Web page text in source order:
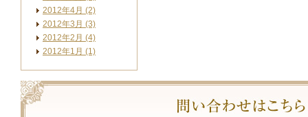
2012年4月 (2)
2012年3月 (3)
2012年2月 (4)
2012年1月 (1)